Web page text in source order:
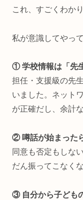
これ、すごくわかり
私が意識してやっ
① 学校情報は「先
担任・支援級の先
いました。ネット
が正確だし、余計
② 噂話が始まった
同意も否定もしな
だん振ってこなく
③ 自分から子ども